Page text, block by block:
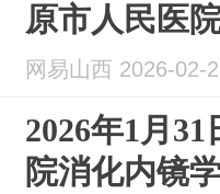
原市人民医
网易山西 2026-02-
2026年1月
院消化内镜